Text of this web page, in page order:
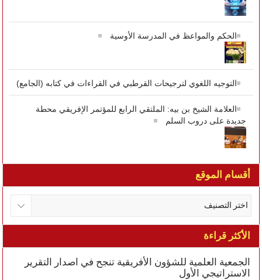
الحكم والمواعظ في المدرسة الأوسية
التوجيه اللغوي لترجيحات القرطبي في القراءات في كتابه (الجامع)
العلامة الشيخ بن بيه: الملتقي الرابع للمؤتمر الإفريقي محطة
جديدة على دروب السلم
أقسام الموقع
الأكثر قراءة
الجمعية العلمية للشؤون الأفريقية تنجح في اصدار التقرير
الاستراتيجي الأول